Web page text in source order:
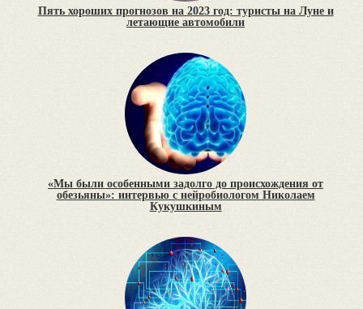
Пять хороших прогнозов на 2023 год: туристы на Луне и
летающие автомобили
«Мы были особенными задолго до происхождения от
обезьяны»: интервью с нейробиологом Николаем
Кукушкиным